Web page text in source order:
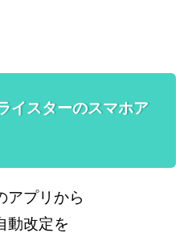
イスターのスマホア
アプリから
動改定を